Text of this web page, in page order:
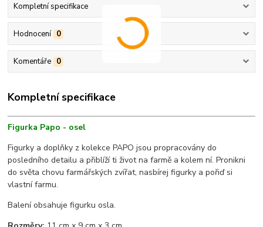
Kompletní specifikace
Hodnocení 0
Komentáře 0
Kompletní specifikace
Figurka Papo - osel
Figurky a doplňky z kolekce PAPO jsou propracovány do
posledního detailu a přiblíží ti život na farmě a kolem ní. Pronikni
do světa chovu farmářských zvířat, nasbírej figurky a pořiď si
vlastní farmu.
Balení obsahuje figurku osla.